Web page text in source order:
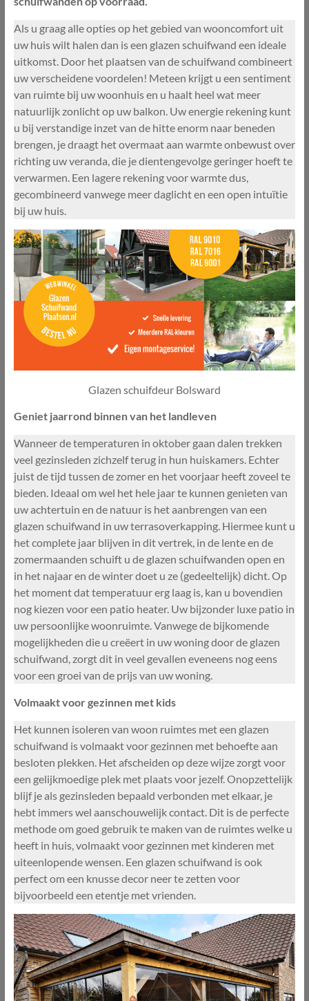
Als u graag alle opties op het gebied van wooncomfort uit
uw huis wilt halen dan is een glazen schuifwand een ideale
uitkomst. Door het plaatsen van de schuifwand combineert
uw verscheidene voordelen! Meteen krijgt u een sentiment
van ruimte bij uw woonhuis en u haalt heel wat meer
natuurlijk zonlicht op uw balkon. Uw energie rekening kunt
u bij verstandige inzet van de hitte enorm naar beneden
brengen, je draagt het overmaat aan warmte onbewust over
richting uw veranda, die je dientengevolge geringer hoeft te
verwarmen. Een lagere rekening voor warmte dus,
gecombineerd vanwege meer daglicht en een open intuïtie
bij uw huis.
Glazen schuifdeur Bolsward
Geniet jaarrond binnen van het landleven
Wanneer de temperaturen in oktober gaan dalen trekken
veel gezinsleden zichzelf terug in hun huiskamers. Echter
juist de tijd tussen de zomer en het voorjaar heeft zoveel te
bieden. Ideaal om wel het hele jaar te kunnen genieten van
uw achtertuin en de natuur is het aanbrengen van een
glazen schuifwand in uw terrasoverkapping. Hiermee kunt u
het complete jaar blijven in dit vertrek, in de lente en de
zomermaanden schuift u de glazen schuifwanden open en
in het najaar en de winter doet u ze (gedeeltelijk) dicht. Op
het moment dat temperatuur erg laag is, kan u bovendien
nog kiezen voor een patio heater. Uw bijzonder luxe patio in
uw persoonlijke woonruimte. Vanwege de bijkomende
mogelijkheden die u creëert in uw woning door de glazen
schuifwand, zorgt dit in veel gevallen eveneens nog eens
voor een groei van de prijs van uw woning.
Volmaakt voor gezinnen met kids
Het kunnen isoleren van woon ruimtes met een glazen
schuifwand is volmaakt voor gezinnen met behoefte aan
besloten plekken. Het afscheiden op deze wijze zorgt voor
een gelijkmoedige plek met plaats voor jezelf. Onopzettelijk
blijf je als gezinsleden bepaald verbonden met elkaar, je
hebt immers wel aanschouwelijk contact. Dit is de perfecte
methode om goed gebruik te maken van de ruimtes welke u
heeft in huis, volmaakt voor gezinnen met kinderen met
uiteenlopende wensen. Een glazen schuifwand is ook
perfect om een knusse decor neer te zetten voor
bijvoorbeeld een etentje met vrienden.